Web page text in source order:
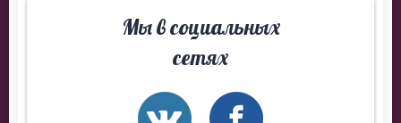
Мы в социальных
сетях